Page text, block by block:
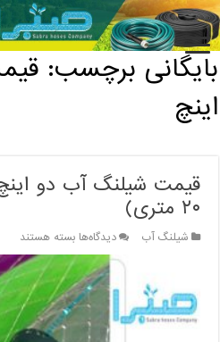
خانه / بایگانی برچسب: قیمت شیلنگ آب 2 اینچ
بایگانی برچسب:
اینچ
۲۰ متری)
شیلنگ آب دیدگاه‌هابرای
قیمت
شیلنگ
آب
دو
اینچ
(نمره
بسته هستند